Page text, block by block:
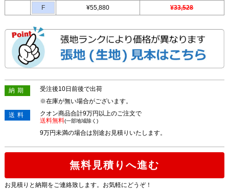
F ¥55,880 ¥33,528
納期
受注後10日前後で出荷
※在庫が無い場合がございます。
送料
クオン商品合計9万円以上のご注文で
送料無料(一部地域除く)
9万円未満の場合は別途お見積りいたします。
無料見積りへ進む
お見積りと納期をご連絡致します。お気軽にどうぞ！